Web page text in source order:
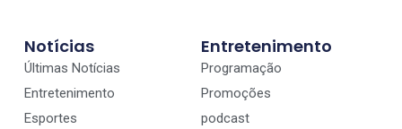
Notícias
Últimas Notícias
Entretenimento
Esportes
Entretenimento
Programação
Promoções
podcast